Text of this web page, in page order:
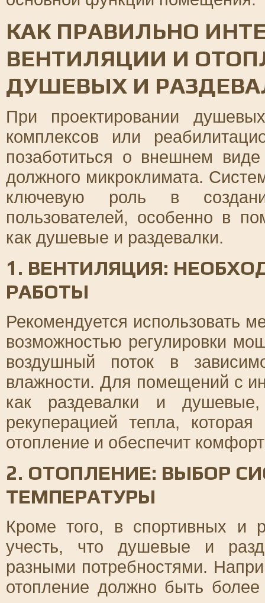
КАК ПРАВИЛЬНО
ВЕНТИЛЯЦИИ И
ДУШЕВЫХ И
При проектировании
комплексов или
позаботиться о внешнем
должного микроклимата.
ключевую роль в
пользователей, особенно в
как душевые и раздевалки.
1. ВЕНТИЛЯЦИЯ:
РАБОТЫ
Рекомендуется использовать
возможностью регулировки
воздушный поток в
влажности. Для помещений с
как раздевалки и
рекуперацией тепла,
отопление и обеспечит
2. ОТОПЛЕНИЕ: ВЫБОР
ТЕМПЕРАТУРЫ
Кроме того, в спортивных и
учесть, что душевые и
разными потребностями.
отопление должно быть